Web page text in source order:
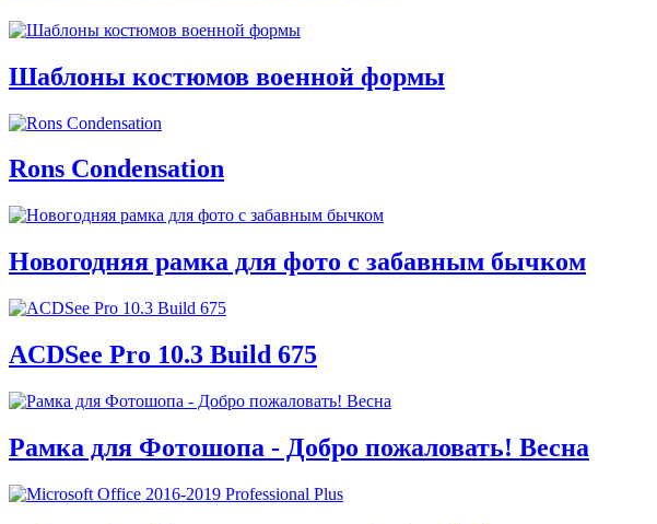
Шаблоны костюмов военной формы
Rons Condensation
Новогодняя рамка для фото с забавным бычком
ACDSee Pro 10.3 Build 675
Рамка для Фотошопа - Добро пожаловать! Весна